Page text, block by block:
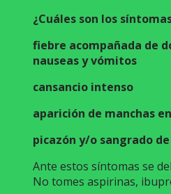
¿Cuáles son los
fiebre acompañada de
nauseas y vómitos
cansancio intenso
aparición de manchas
picazón y/o sangrado
Ante estos síntomas se
No tomes aspirinas,